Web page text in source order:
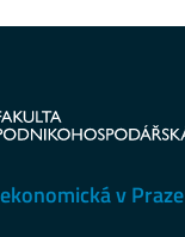
v Praze